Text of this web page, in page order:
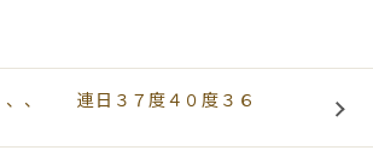
、、 連日３７度４０度３６